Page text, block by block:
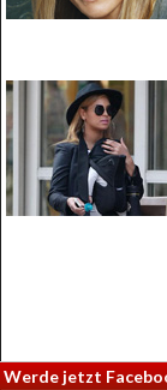
Werde jetzt